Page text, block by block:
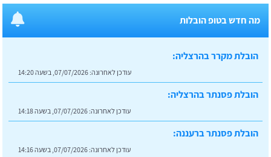
מה חדש בטופ הובלות
הובלת מקרר בהרצליה:
עודכן לאחרונה: 07/07/2026, בשעה 14:20
הובלת פסנתר בהרצליה:
עודכן לאחרונה: 07/07/2026, בשעה 14:18
הובלת פסנתר ברעננה:
עודכן לאחרונה: 07/07/2026, בשעה 14:16